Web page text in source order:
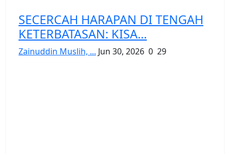
SECERCAH HARAPAN DI TENGAH
KETERBATASAN: KISA...
Zainuddin Muslih, ... Jun 30, 2026 0 29